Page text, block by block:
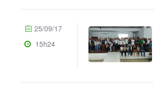
25/09/17
15h24